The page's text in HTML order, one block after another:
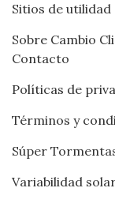
Sitios de utilidad
Sobre Cambio
Contacto
Políticas de
Términos y
Súper
Variabilidad